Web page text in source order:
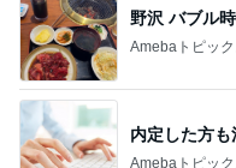
野沢 バブル
Amebaトピック
内定した方
Amebaトピック